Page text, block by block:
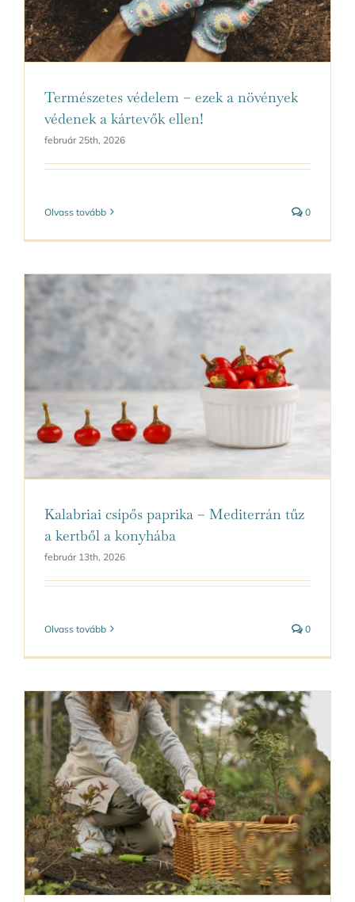
Természetes védelem – ezek a növények
védenek a kártevők ellen!
február 25th, 2026
Olvass tovább 0
Kalabriai csípős paprika – Mediterrán tűz
a kertből a konyhába
február 13th, 2026
Olvass tovább 0